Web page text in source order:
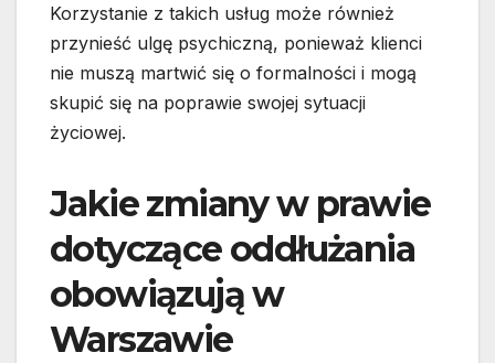
Korzystanie z takich usług może również
przynieść ulgę psychiczną, ponieważ klienci
nie muszą martwić się o formalności i mogą
skupić się na poprawie swojej sytuacji
życiowej.
Jakie zmiany w prawie
dotyczące oddłużania
obowiązują w
Warszawie